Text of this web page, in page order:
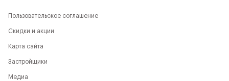
Пользовательское соглашение
Скидки и акции
Карта сайта
Застройщики
Медиа